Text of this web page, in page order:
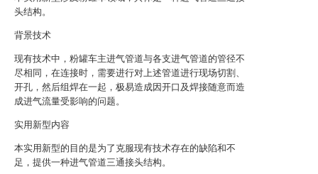
头结构。
背景技术
现有技术中，粉罐车主进气管道与各支进气管道的管径不
尽相同，在连接时，需要进行对上述管道进行现场切割、
开孔，然后组焊在一起，极易造成因开口及焊接随意而造
成进气流量受影响的问题。
实用新型内容
本实用新型的目的是为了克服现有技术存在的缺陷和不
足，提供一种进气管道三通接头结构。